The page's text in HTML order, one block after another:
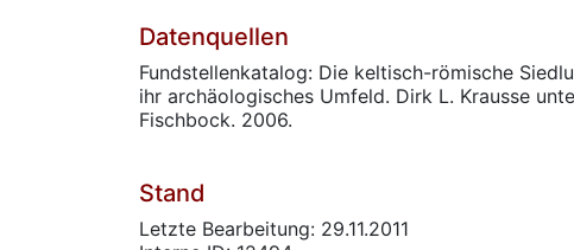
Datenquellen
Fundstellenkatalog: Die keltisch-römische
ihr archäologisches Umfeld. Dirk L. Krausse
Fischbock. 2006.
Stand
Letzte Bearbeitung: 29.11.2011